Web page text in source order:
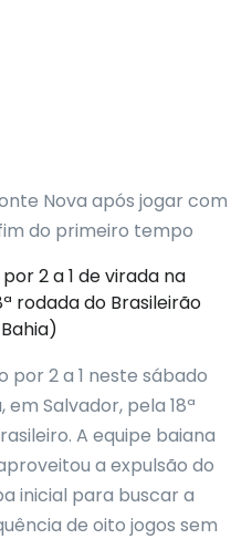
Nova após jogar com
do primeiro tempo
2 a 1 de virada na
rodada do Brasileirão
por 2 a 1 neste sábado
Salvador, pela 18ª
A equipe baiana
a expulsão do
inicial para buscar a
de oito jogos sem